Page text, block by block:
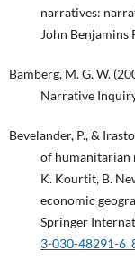
narratives:
John Benjamins
Bamberg, M. G. W.
Narrative
Bevelander, P., &
of humanitarian
K. Kourtit, B.
economic
Springer
3-030-48291-